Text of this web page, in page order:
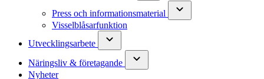
Press och informationsmaterial
Visselblåsarfunktion
Utvecklingsarbete
Näringsliv & företagande
Nyheter